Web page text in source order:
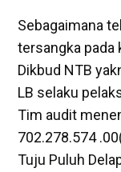
Sebagaimana
tersangka pada
Dikbud NTB
LB selaku
Tim audit
702.278.574
Tuju Puluh